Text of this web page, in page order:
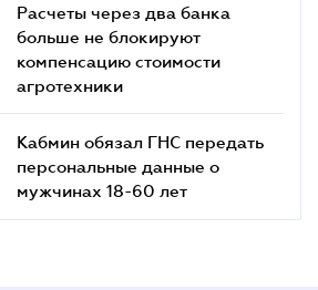
Расчеты через два банка
больше не блокируют
компенсацию стоимости
агротехники
Кабмин обязал ГНС передать
персональные данные о
мужчинах 18-60 лет